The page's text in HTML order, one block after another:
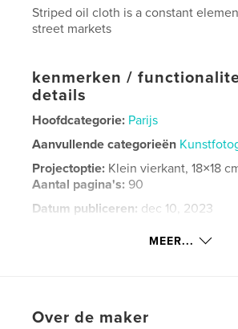
Striped oil cloth is a constant
street markets
kenmerken /
details
Hoofdcategorie: Parijs
Aanvullende categorieën
Projectoptie: Klein vierkant, 18×18
Aantal pagina's: 90
Datum publiceren: dec 10, 2023
MEER...
Over de maker